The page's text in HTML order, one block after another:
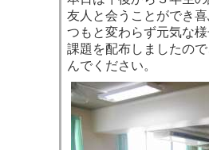
友人と会うことができ
つもと変わらず元気な
課題を配布しましたの
んでください。